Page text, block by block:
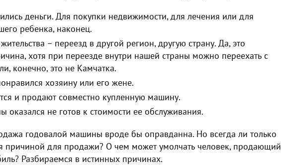
деньги. Для покупки недвижимости, для лечения или для
ребенка, наконец.
– переезд в другой регион, другую страну. Да, это
хотя при переезде внутри нашей страны можно переехать с
конечно, это не Камчатка.
хозяину или его жене.
и продают совместно купленную машину.
оказался не готов к стоимости ее обслуживания.
годовалой машины вроде бы оправданна. Но всегда ли только
причиной для продажи? О чем может умолчать человек, продающий
Разбираемся в истинных причинах.